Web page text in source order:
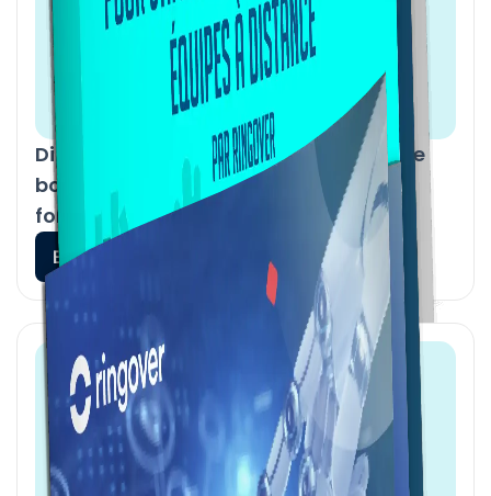
Directeurs commerciaux : 10 façons de
booster vos résultats avec nos
fonctionnalités
En savoir plus